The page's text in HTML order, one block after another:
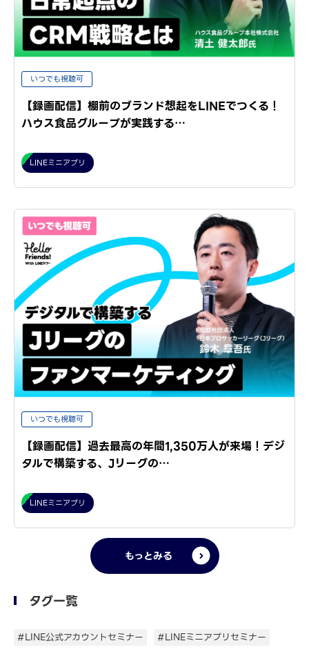
いつでも視聴可
【録画配信】棚前のブランド想起をLINEでつくる！
ハウス食品グループが実践する…
LINEミニアプリ
いつでも視聴可
【録画配信】過去最高の年間1,350万人が来場！デジ
タルで構築する、Jリーグの…
LINEミニアプリ
もっとみる
タグ一覧
#LINE公式アカウントセミナー
#LINEミニアプリセミナー